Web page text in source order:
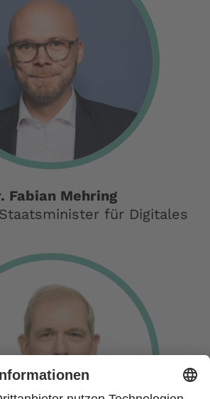
Fabian Mehring
für Digitales